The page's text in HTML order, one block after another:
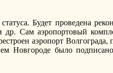
Будет проведена
Сам аэропортовый
аэропорт
Новгороде было